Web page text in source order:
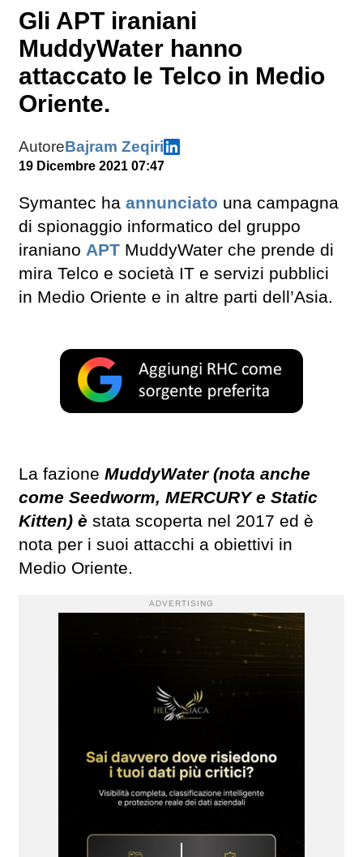
Gli APT iraniani
MuddyWater hanno
attaccato le Telco in Medio
Oriente.
AutoreBajram Zeqiri
19 Dicembre 2021 07:47
Symantec ha annunciato una campagna
di spionaggio informatico del gruppo
iraniano APT MuddyWater che prende di
mira Telco e società IT e servizi pubblici
in Medio Oriente e in altre parti dell’Asia.
La fazione MuddyWater (nota anche
come Seedworm, MERCURY e Static
Kitten) è stata scoperta nel 2017 ed è
nota per i suoi attacchi a obiettivi in ​​
Medio Oriente.
ADVERTISING